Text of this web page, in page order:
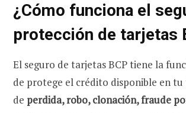
¿Cómo funciona el
protección de tarjetas
El seguro de tarjetas BCP tiene la
de protege el crédito disponible en tu
de perdida, robo, clonación, fraude